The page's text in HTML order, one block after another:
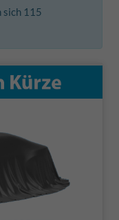
sich 115